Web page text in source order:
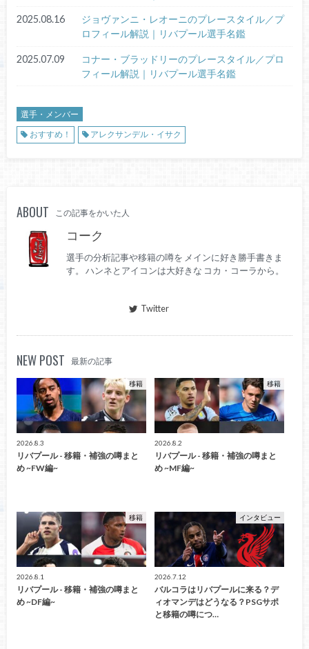
2025.08.16
ジョヴァンニ・レオーニのプレースタイル／プ
ロフィール解説｜リバプール選手名鑑
2025.07.09
コナー・ブラッドリーのプレースタイル／プロ
フィール解説｜リバプール選手名鑑
選手・メンバー
おすすめ！
アレクサンデル・イサク
ABOUT この記事をかいた人
コーク
選手の分析記事や移籍の噂を メインに好き勝手書きま
す。 ハンネとアイコンは大好きな コカ・コーラから。
Twitter
NEW POST 最新の記事
移籍
2026.8.3
リバプール - 移籍・補強の噂まと
め ~FW編~
移籍
2026.8.2
リバプール - 移籍・補強の噂まと
め ~MF編~
移籍
2026.8.1
リバプール - 移籍・補強の噂まと
め ~DF編~
インタビュー
2026.7.12
バルコラはリバプールに来る？デ
ィオマンデはどうなる？PSGサポ
と移籍の噂につ…